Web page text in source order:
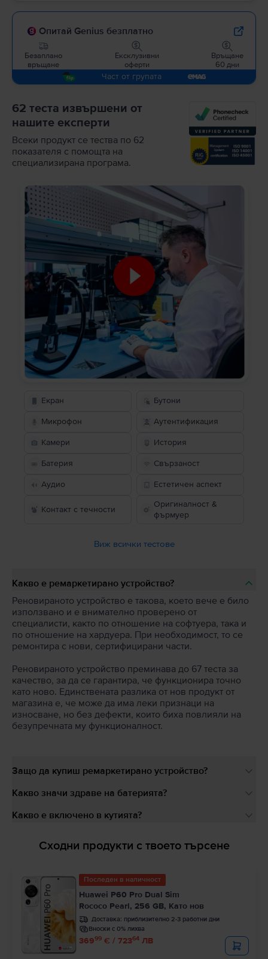
Опитай Genius безплатно
Безаплано
връщане
Ексклузивни
оферти
Връщане
60 дни
Част от групата
62 теста извършени от
нашите експерти
Всеки продукт се тества по 62
показателя с помощта на
специализирана програма.
Екран Бутони
Микрофон Аутентификация
Камери История
Батерия Свързаност
Аудио Естетичен аспект
Контакт с течности
Оригиналност &
фърмуер
Виж всички тестове
Какво е ремаркетирано устройство?
Реновираното устройство е такова, което вече е било
използвано и е внимателно проверено от
специалисти, както по отношение на софтуера, така и
по отношение на хардуера. При необходимост, то се
ремонтира с нови, сертифицирани части.
Реновираното устройство преминава до 67 теста за
качество, за да се гарантира, че функционира точно
като ново. Единствената разлика от нов продукт от
магазина е, че може да има леки признаци на
износване, но без дефекти, които биха повлияли на
безупречната му функционалност.
Защо да купиш ремаркетирано устройство?
Какво значи здраве на батерията?
Какво е включено в кутията?
Сходни продукти с твоето търсене
Последен в наличност
Huawei P60 Pro Dual Sim
Rococo Pearl, 256 GB, Като нов
Доставка: приблизително 2-3 работни дни
Вноски с 0% лихва
36999 € / 72364 ЛВ